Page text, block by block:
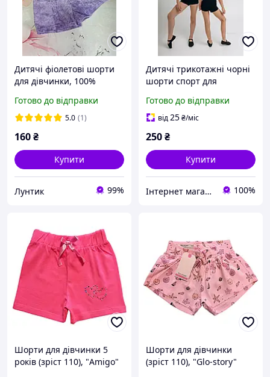
Дитячі фіолетові шорти
для дівчинки, 100%
см
Готово до відправки
5.0 (1)
160₴
Купити
Лунтик 99%
Дитячі трикотажні чорні
шорти спорт для
Готово до відправки
від25₴/міс
250₴
Купити
Інтернет магазин "Дітки" 100%
Шорти для дівчинки 5
років (зріст 110), "Amigo"
Шорти для дівчинки
(зріст 110), "Glo-story"